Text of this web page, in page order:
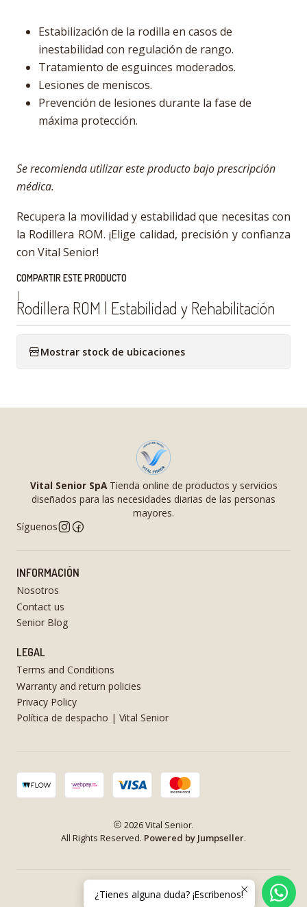
Estabilización de la rodilla en casos de
inestabilidad con regulación de rango.
Tratamiento de esguinces moderados.
Lesiones de meniscos.
Prevención de lesiones durante la fase de
máxima protección.
Se recomienda utilizar este producto bajo prescripción
médica.
Recupera la movilidad y estabilidad que necesitas con
la Rodillera ROM. ¡Elige calidad, precisión y confianza
con Vital Senior!
COMPARTIR ESTE PRODUCTO
|
Rodillera ROM | Estabilidad y Rehabilitación
Mostrar stock de ubicaciones
Vital Senior SpATienda online de productos y servicios
diseñados para las necesidades diarias de las personas
mayores.
Síguenos
INFORMACIÓN
Nosotros
Contact us
Senior Blog
LEGAL
Terms and Conditions
Warranty and return policies
Privacy Policy
Política de despacho | Vital Senior
2026 Vital Senior.
All Rights Reserved. Powered by Jumpseller.
VOLVER ARRIBA
¿Tienes alguna duda? ¡Escribenos!